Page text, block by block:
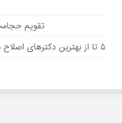
تقویم حجامت
۵ تا از بهترین دکتر‌های اصلاح مزاج در مشهد را بشناسید!